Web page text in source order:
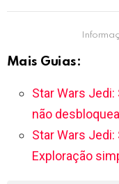
Mais Guias:
Star Wars
não
Star Wars
Exploração